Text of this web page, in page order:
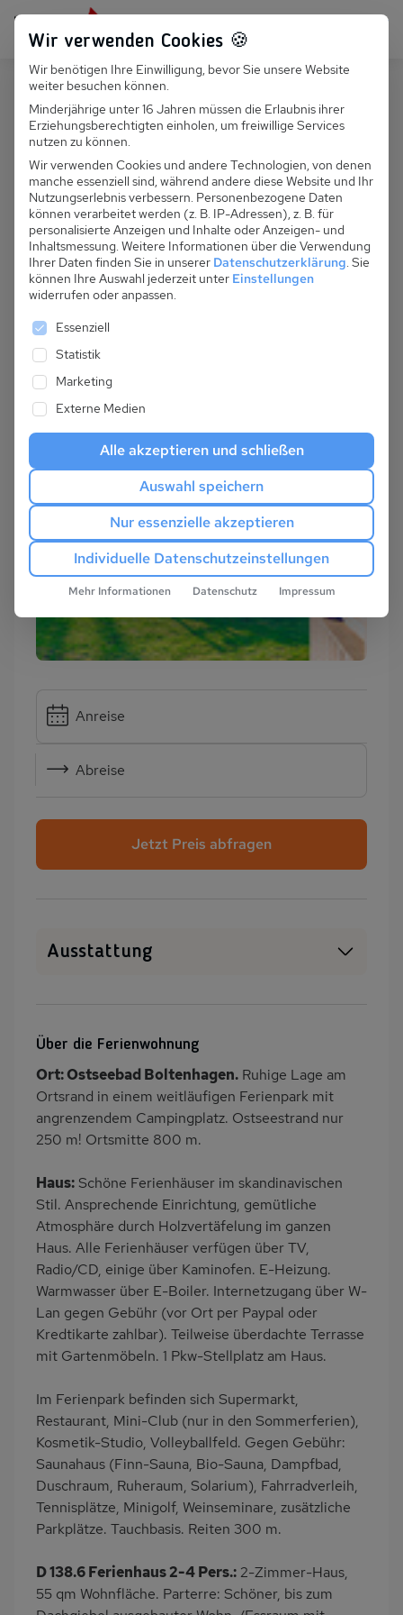
Persönlich für dich da: +49 251 899 050
Suchfeld
Suchen
D 138.009 - FH Tipi 102
Anreise
Abreise
Jetzt Preis abfragen
Ausstattung
Kühlschrank
Babybett
Kinderhochstuhl
Fahrradverleih
Nichtraucher
Über die Ferienwohnung
Ort: Ostseebad Boltenhagen. Ruhige Lage am
Ortsrand in einem weitläufigen Ferienpark mit
angrenzendem Campingplatz. Ostseestrand nur
250 m! Ortsmitte 800 m.
Haus: Schöne Ferienhäuser im skandinavischen
Stil. Ansprechende Einrichtung, gemütliche
Atmosphäre durch Holzvertäfelung im ganzen
Haus. Alle Ferienhäuser verfügen über TV,
Radio/CD, einige über Kaminofen. E-Heizung.
Warmwasser über E-Boiler. Internetzugang über W-
Lan gegen Gebühr (vor Ort per Paypal oder
Kredtikarte zahlbar). Teilweise überdachte Terrasse
mit Gartenmöbeln. 1 Pkw-Stellplatz am Haus.
Im Ferienpark befinden sich Supermarkt,
Restaurant, Mini-Club (nur in den Sommerferien),
Kosmetik-Studio, Volleyballfeld. Gegen Gebühr:
Saunahaus (Finn-Sauna, Bio-Sauna, Dampfbad,
Duschraum, Ruheraum, Solarium), Fahrradverleih,
Tennisplätze, Minigolf, Weinseminare, zusätzliche
Parkplätze. Tauchbasis. Reiten 300 m.
D 138.6 Ferienhaus 2-4 Pers.: 2-Zimmer-Haus,
55 qm Wohnfläche. Parterre: Schöner, bis zum
Wir verwenden Cookies 🍪
Wir benötigen Ihre Einwilligung, bevor Sie unsere Website
weiter besuchen können.
Minderjährige unter 16 Jahren müssen die Erlaubnis ihrer
Erziehungsberechtigten einholen, um freiwillige Services
nutzen zu können.
Wir verwenden Cookies und andere Technologien, von denen
manche essenziell sind, während andere diese Website und Ihr
Nutzungserlebnis verbessern. Personenbezogene Daten
können verarbeitet werden (z. B. IP-Adressen), z. B. für
personalisierte Anzeigen und Inhalte oder Anzeigen- und
Inhaltsmessung. Weitere Informationen über die Verwendung
Ihrer Daten finden Sie in unserer Datenschutzerklärung. Sie
können Ihre Auswahl jederzeit unter Einstellungen
widerrufen oder anpassen.
Es folgt eine Liste der Service-Gruppen, für die
Essenziell
Statistik
Marketing
Externe Medien
Alle akzeptieren und schließen
Auswahl speichern
Nur essenzielle akzeptieren
Individuelle Datenschutzeinstellungen
Mehr Informationen Datenschutz Impressum